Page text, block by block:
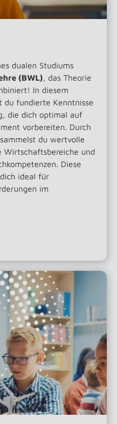
dualen Studiums
(BWL), das Theorie
In diesem
du fundierte Kenntnisse
die dich optimal auf
vorbereiten. Durch
du wertvolle
Wirtschaftsbereiche und
Diese
ideal für
im